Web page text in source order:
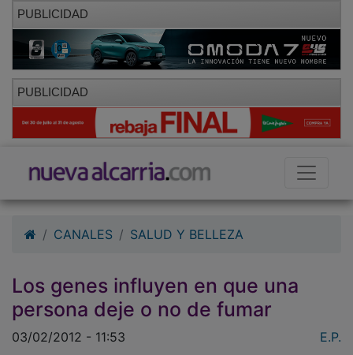
PUBLICIDAD
PUBLICIDAD
Los genes influyen en que una
persona deje o no de fumar
03/02/2012 - 11:53